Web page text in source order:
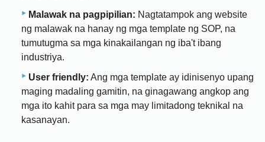
Malawak na pagpipilian: Nagtatampok ang website
ng malawak na hanay ng mga template ng SOP, na
tumutugma sa mga kinakailangan ng iba't ibang
industriya.
User friendly: Ang mga template ay idinisenyo upang
maging madaling gamitin, na ginagawang angkop ang
mga ito kahit para sa mga may limitadong teknikal na
kasanayan.